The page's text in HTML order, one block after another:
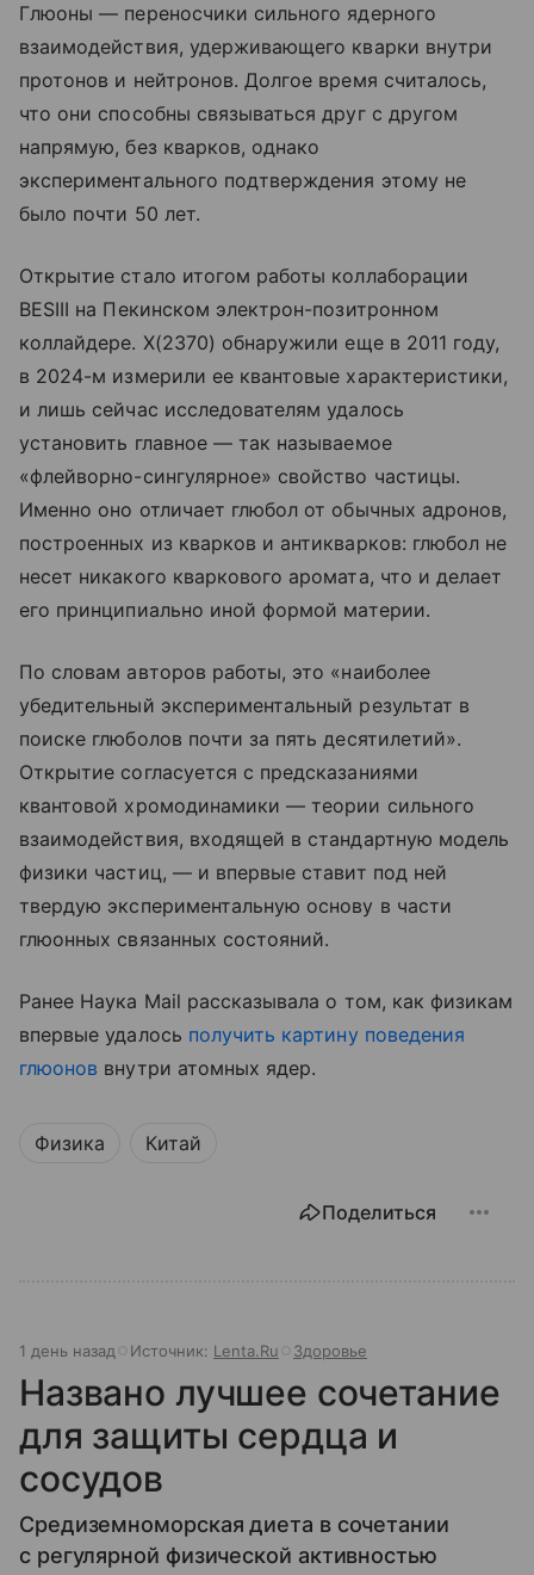
Глюоны — переносчики сильного ядерного
взаимодействия, удерживающего кварки внутри
протонов и нейтронов. Долгое время считалось,
что они способны связываться друг с другом
напрямую, без кварков, однако
экспериментального подтверждения этому не
было почти 50 лет.
Открытие стало итогом работы коллаборации
BESIII на Пекинском электрон-позитронном
коллайдере. X(2370) обнаружили еще в 2011 году,
в 2024-м измерили ее квантовые характеристики,
и лишь сейчас исследователям удалось
установить главное — так называемое
«флейворно-сингулярное» свойство частицы.
Именно оно отличает глюбол от обычных адронов,
построенных из кварков и антикварков: глюбол не
несет никакого кварковогo аромата, что и делает
его принципиально иной формой материи.
По словам авторов работы, это «наиболее
убедительный экспериментальный результат в
поиске глюболов почти за пять десятилетий».
Открытие согласуется с предсказаниями
квантовой хромодинамики — теории сильного
взаимодействия, входящей в стандартную модель
физики частиц, — и впервые ставит под ней
твердую экспериментальную основу в части
глюонных связанных состояний.
Ранее Наука Mail рассказывала о том, как физикам
впервые удалось получить картину поведения
глюонов внутри атомных ядер.
Физика Китай
Поделиться
1 день назад Источник: Lenta.Ru Здоровье
Названо лучшее сочетание
для защиты сердца и
сосудов
Средиземноморская диета в сочетании
с регулярной физической активностью